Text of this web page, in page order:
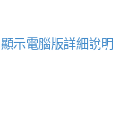
顯示電腦版詳細說明